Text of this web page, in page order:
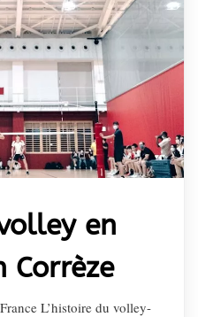
en
Corrèze
L’histoire du volley-